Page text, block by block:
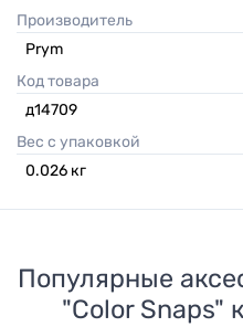
Производитель
Prym
Код товара
д14709
Вес с упаковкой
0.026 кг
Популярные
"Color Snaps"